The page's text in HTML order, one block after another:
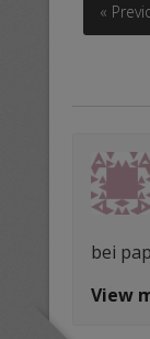
«
bei
View